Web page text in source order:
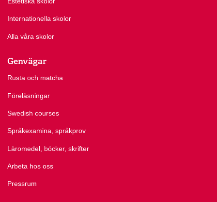
Internationella skolor
Alla våra skolor
Genvägar
Rusta och matcha
Föreläsningar
Swedish courses
Språkexamina, språkprov
Läromedel, böcker, skrifter
Arbeta hos oss
Pressrum